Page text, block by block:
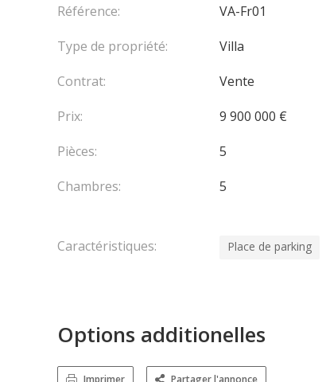
Les honoraires sont à la charge du vendeur.
Référence:
VA-Fr01
Type de propriété:
Villa
Contrat:
Vente
Prix:
9 900 000 €
Pièces:
5
Chambres:
5
Caractéristiques: Place de parking
Options additionelles
Imprimer Partager l'annonce